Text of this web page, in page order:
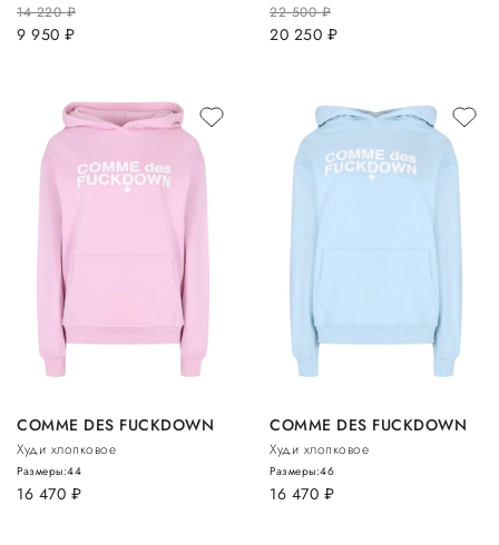
14 220руб.
9 950 руб.
22 500руб.
20 250 руб.
COMME DES FUCKDOWN
Худи хлопковое
16 470 руб.
Размеры:44
COMME DES FUCKDOWN
Худи хлопковое
16 470 руб.
Размеры:46